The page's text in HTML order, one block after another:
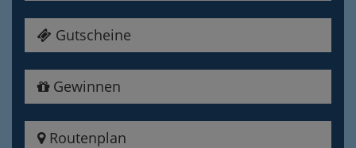
Gutscheine
Gewinnen
Routenplan